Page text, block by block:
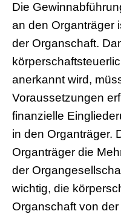
Die
an den Organträger
der Organschaft.
anerkannt wird,
Voraussetzungen
finanzielle
in den Organträger.
Organträger die
der
wichtig, die
Organschaft von